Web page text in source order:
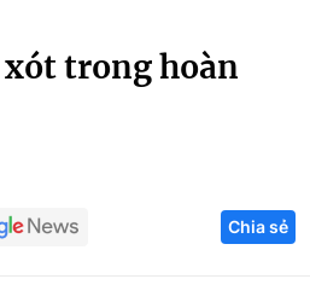
Infographic
Hitech Công
trong hoàn
Chia sẻ